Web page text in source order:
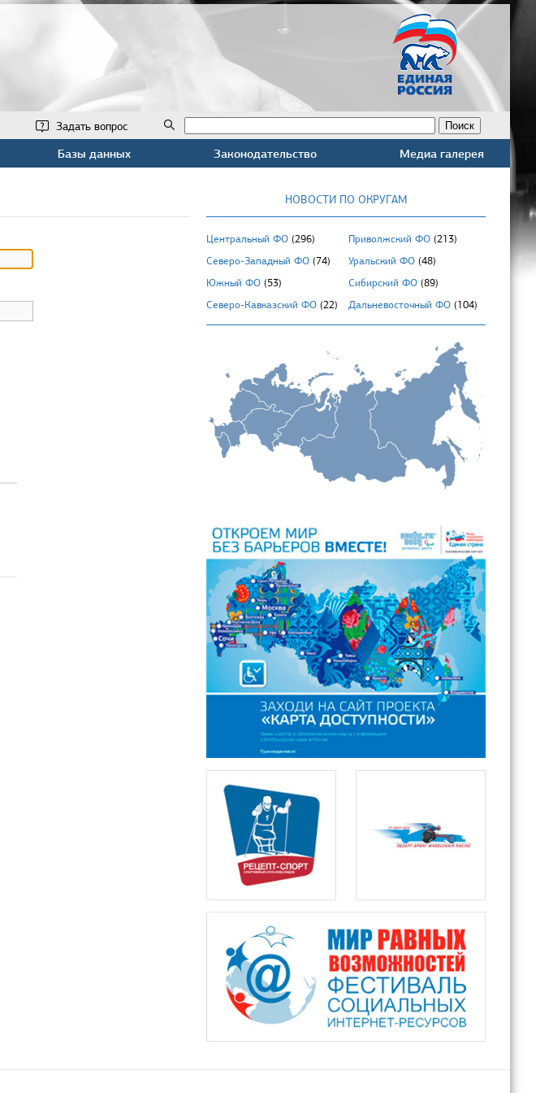
Задать вопрос
Базы данных Законодательство Медиа галерея
НОВОСТИ ПО ОКРУГАМ
Центральный ФО (296) Приволжский ФО (213)
Северо-Западный ФО (74) Уральский ФО (48)
Южный ФО (53) Сибирский ФО (89)
Северо-Кавказский ФО (22) Дальневосточный ФО (104)